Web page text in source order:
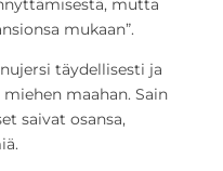
mutta
mukaan”.
täydellisesti ja
maahan. Sain
saivat osansa,